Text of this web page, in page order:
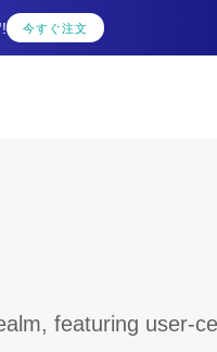
! 今すぐ注文
featuring user-